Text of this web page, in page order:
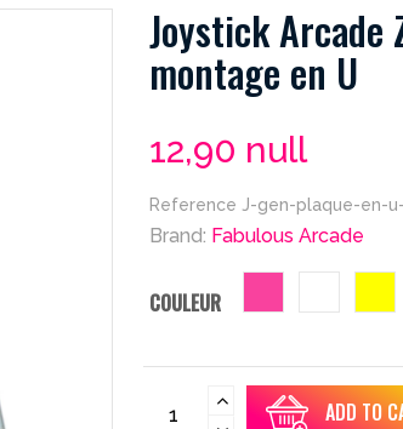
Joystick Arcade
montage en U
12,90 null
Reference J-gen-plaque-en-
Brand: Fabulous Arcade
COULEUR
ADD TO